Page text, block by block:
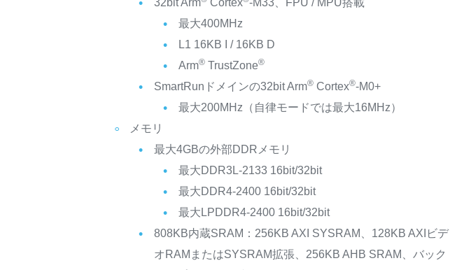
最大400MHz
L1 16KB I / 16KB D
Arm® TrustZone®
SmartRunドメインの32bit Arm® Cortex®-M0+
最大200MHz（自律モードでは最大16MHz）
メモリ
最大4GBの外部DDRメモリ
最大DDR3L-2133 16bit/32bit
最大DDR4-2400 16bit/32bit
最大LPDDR4-2400 16bit/32bit
808KB内蔵SRAM：256KB AXI SYSRAM、128KB AXIビデ
オRAMまたはSYSRAM拡張、256KB AHB SRAM、バック